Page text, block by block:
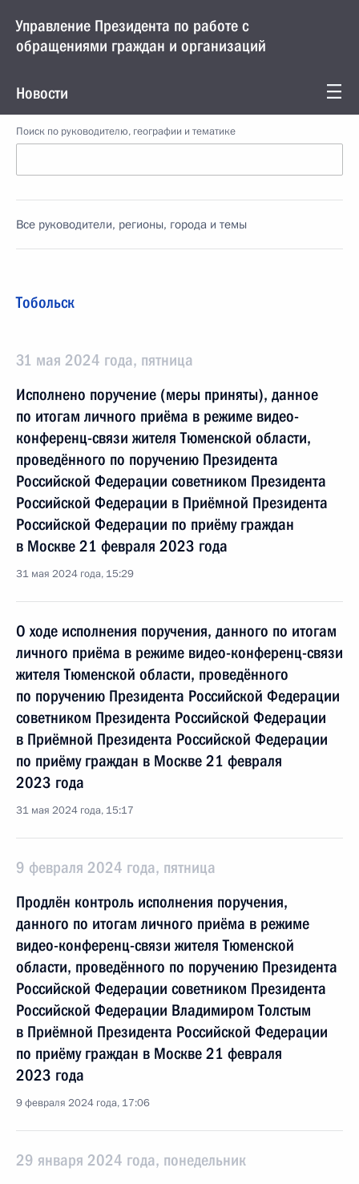
Управление Президента по работе с
обращениями граждан и организаций
Новости
Поиск по руководителю, географии и тематике
Все руководители, регионы, города и темы
Тобольск
31 мая 2024 года, пятница
Исполнено поручение (меры приняты), данное
по итогам личного приёма в режиме видео-
конференц-связи жителя Тюменской области,
проведённого по поручению Президента
Российской Федерации советником Президента
Российской Федерации в Приёмной Президента
Российской Федерации по приёму граждан
в Москве 21 февраля 2023 года
31 мая 2024 года, 15:29
О ходе исполнения поручения, данного по итогам
личного приёма в режиме видео-конференц-связи
жителя Тюменской области, проведённого
по поручению Президента Российской Федерации
советником Президента Российской Федерации
в Приёмной Президента Российской Федерации
по приёму граждан в Москве 21 февраля
2023 года
31 мая 2024 года, 15:17
9 февраля 2024 года, пятница
Продлён контроль исполнения поручения,
данного по итогам личного приёма в режиме
видео-конференц-связи жителя Тюменской
области, проведённого по поручению Президента
Российской Федерации советником Президента
Российской Федерации Владимиром Толстым
в Приёмной Президента Российской Федерации
по приёму граждан в Москве 21 февраля
2023 года
9 февраля 2024 года, 17:06
29 января 2024 года, понедельник